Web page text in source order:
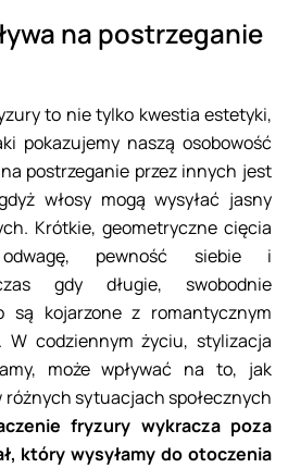
na postrzeganie
to nie tylko kwestia estetyki,
pokazujemy naszą osobowość
postrzeganie przez innych jest
włosy mogą wysyłać jasny
Krótkie, geometryczne cięcia
pewność siebie i
gdy długie, swobodnie
są kojarzone z romantycznym
W codziennym życiu, stylizacja
może wpływać na to, jak
różnych sytuacjach społecznych
fryzury wykracza poza
który wysyłamy do otoczenia